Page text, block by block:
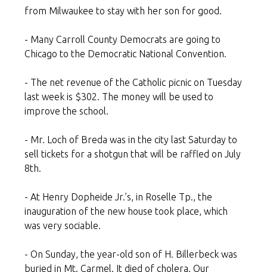
from Milwaukee to stay with her son for good.
- Many Carroll County Democrats are going to
Chicago to the Democratic National Convention.
- The net revenue of the Catholic picnic on Tuesday
last week is $302. The money will be used to
improve the school.
- Mr. Loch of Breda was in the city last Saturday to
sell tickets for a shotgun that will be raffled on July
8th.
- At Henry Dopheide Jr.’s, in Roselle Tp., the
inauguration of the new house took place, which
was very sociable.
- On Sunday, the year-old son of H. Billerbeck was
buried in Mt. Carmel. It died of cholera. Our